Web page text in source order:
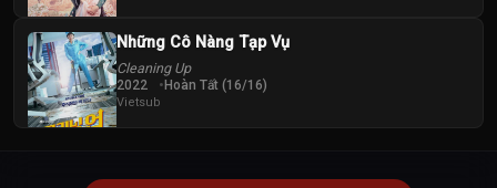
Những Cô Nàng Tạp Vụ
Cleaning Up
2022 Hoàn Tất (16/16)
Vietsub